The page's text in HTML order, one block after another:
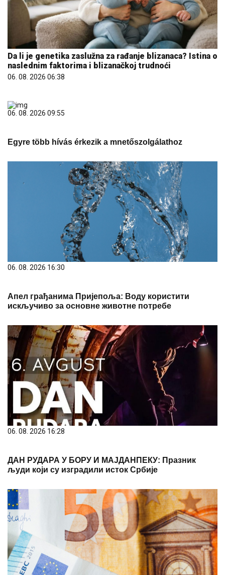
Da li je genetika zaslužna za rađanje blizanaca? Istina o
naslednim faktorima i blizanačkoj trudnoći
06. 08. 2026 06:38
06. 08. 2026 09:55
Egyre több hívás érkezik a mnetőszolgálathoz
06. 08. 2026 16:30
Апел грађанима Пријепоља: Воду користити
искључиво за основне животне потребе
06. 08. 2026 16:28
ДАН РУДАРА У БОРУ И МАЈДАНПЕКУ: Празник
људи који су изградили исток Србије